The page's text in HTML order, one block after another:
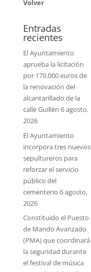
Volver
Entradas
recientes
El Ayuntamiento
aprueba la licitación
por 170.000 euros de
la renovación del
alcantarillado de la
calle Guillén 6 agosto,
2026
El Ayuntamiento
incorpora tres nuevos
sepultureros para
reforzar el servicio
público del
cementerio 6 agosto,
2026
Constituido el Puesto
de Mando Avanzado
(PMA) que coordinará
la seguridad durante
el festival de música